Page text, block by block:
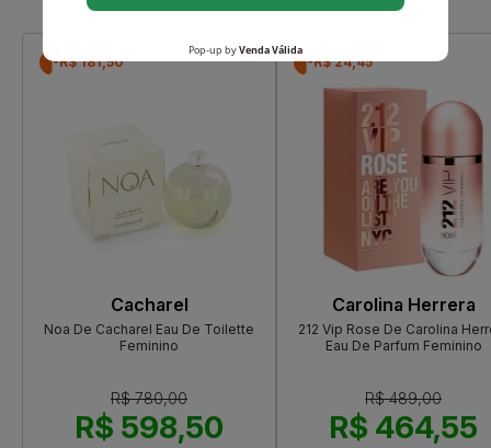
-R$ 181,50
Cacharel
Noa De Cacharel Eau De Toilette
Feminino
R$ 780,00
R$ 598,50
-R$ 24,45
Carolina Herrera
212 Vip Rose De Carolina
Eau De Parfum Feminino
R$ 489,00
R$ 464,55